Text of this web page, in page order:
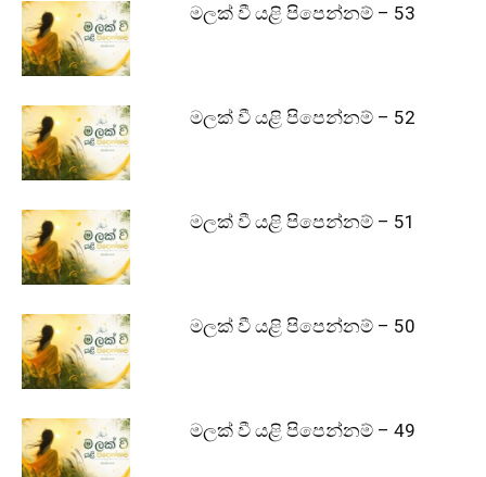
මලක් වී යළි පිපෙන්නම් – 53
මලක් වී යළි පිපෙන්නම් – 52
මලක් වී යළි පිපෙන්නම් – 51
මලක් වී යළි පිපෙන්නම් – 50
මලක් වී යළි පිපෙන්නම් – 49